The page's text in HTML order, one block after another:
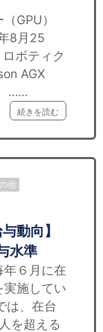
GPU）
8月25
ボティク
AGX
……
続きを読む
他
動向】
水準
６月に在
実施してい
は、在台
を超える